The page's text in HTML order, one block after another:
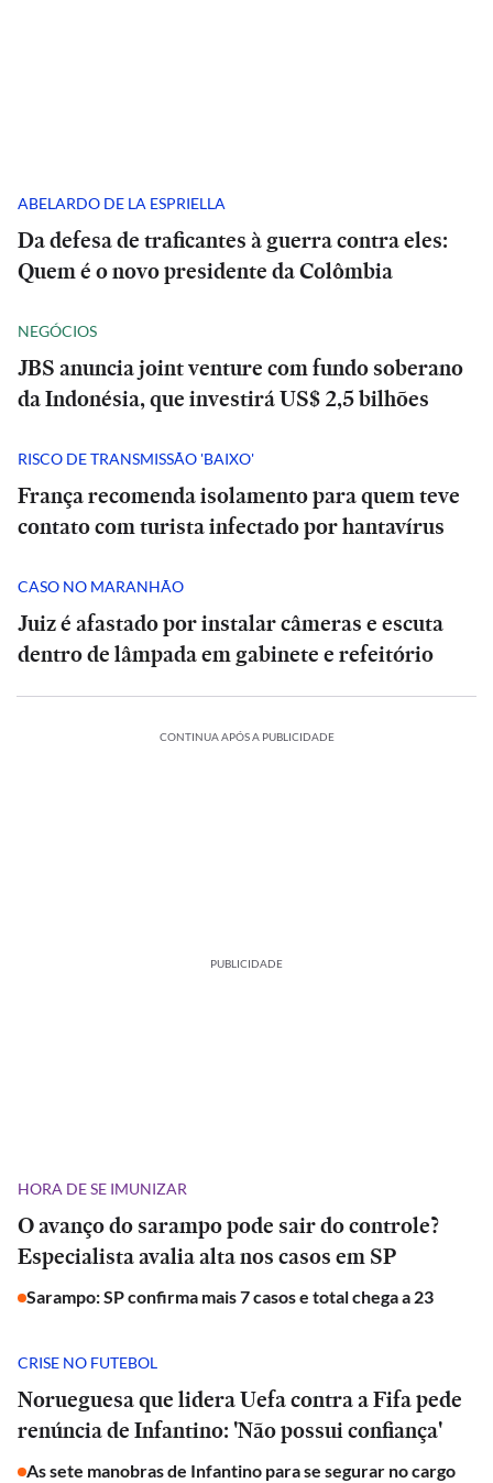
ABELARDO DE LA ESPRIELLA
Da defesa de traficantes à guerra contra eles:
Quem é o novo presidente da Colômbia
NEGÓCIOS
JBS anuncia joint venture com fundo soberano
da Indonésia, que investirá US$ 2,5 bilhões
RISCO DE TRANSMISSÃO 'BAIXO'
França recomenda isolamento para quem teve
contato com turista infectado por hantavírus
CASO NO MARANHÃO
Juiz é afastado por instalar câmeras e escuta
dentro de lâmpada em gabinete e refeitório
CONTINUA APÓS A PUBLICIDADE
PUBLICIDADE
HORA DE SE IMUNIZAR
O avanço do sarampo pode sair do controle?
Especialista avalia alta nos casos em SP
Sarampo: SP confirma mais 7 casos e total chega a 23
CRISE NO FUTEBOL
Norueguesa que lidera Uefa contra a Fifa pede
renúncia de Infantino: 'Não possui confiança'
As sete manobras de Infantino para se segurar no cargo